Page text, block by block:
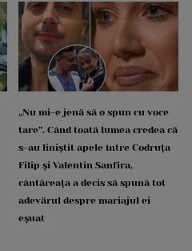
„Nu mi-e jenă să o spun cu voce
tare”. Când toată lumea credea că
s-au liniștit apele între Codruța
Filip și Valentin Sanfira,
cântăreața a decis să spună tot
adevărul despre mariajul ei
eșuat